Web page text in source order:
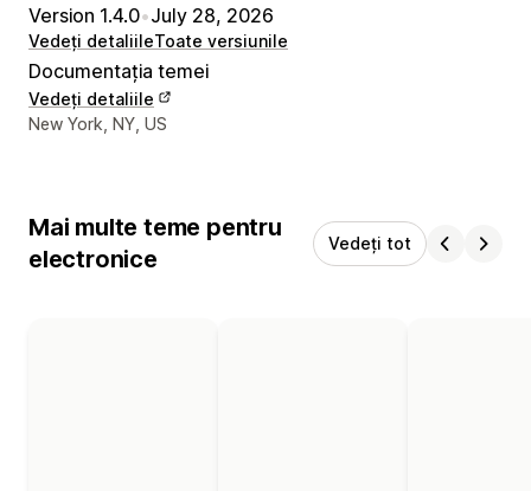
Version 1.4.0•July 28, 2026
Vedeți detaliileToate versiunile
Documentația temei
Vedeți detaliile
Detaliile de contact ale designerului
New York, NY, US
Mai multe teme pentru
electronice
Vedeți tot